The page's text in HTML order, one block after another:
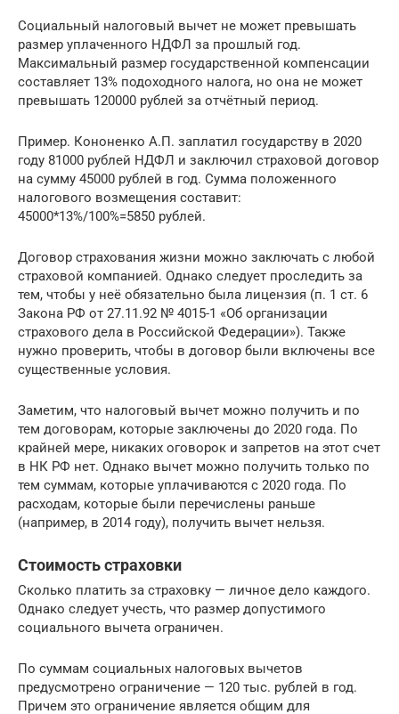
Социальный налоговый вычет не может превышать
размер уплаченного НДФЛ за прошлый год.
Максимальный размер государственной компенсации
составляет 13% подоходного налога, но она не может
превышать 120000 рублей за отчётный период.
Пример. Кононенко А.П. заплатил государству в 2020
году 81000 рублей НДФЛ и заключил страховой договор
на сумму 45000 рублей в год. Сумма положенного
налогового возмещения составит:
45000*13%/100%=5850 рублей.
Договор страхования жизни можно заключать с любой
страховой компанией. Однако следует проследить за
тем, чтобы у неё обязательно была лицензия (п. 1 ст. 6
Закона РФ от 27.11.92 № 4015-1 «Об организации
страхового дела в Российской Федерации»). Также
нужно проверить, чтобы в договор были включены все
существенные условия.
Заметим, что налоговый вычет можно получить и по
тем договорам, которые заключены до 2020 года. По
крайней мере, никаких оговорок и запретов на этот счет
в НК РФ нет. Однако вычет можно получить только по
тем суммам, которые уплачиваются с 2020 года. По
расходам, которые были перечислены раньше
(например, в 2014 году), получить вычет нельзя.
Стоимость страховки
Сколько платить за страховку — личное дело каждого.
Однако следует учесть, что размер допустимого
социального вычета ограничен.
По суммам социальных налоговых вычетов
предусмотрено ограничение — 120 тыс. рублей в год.
Причем это ограничение является общим для